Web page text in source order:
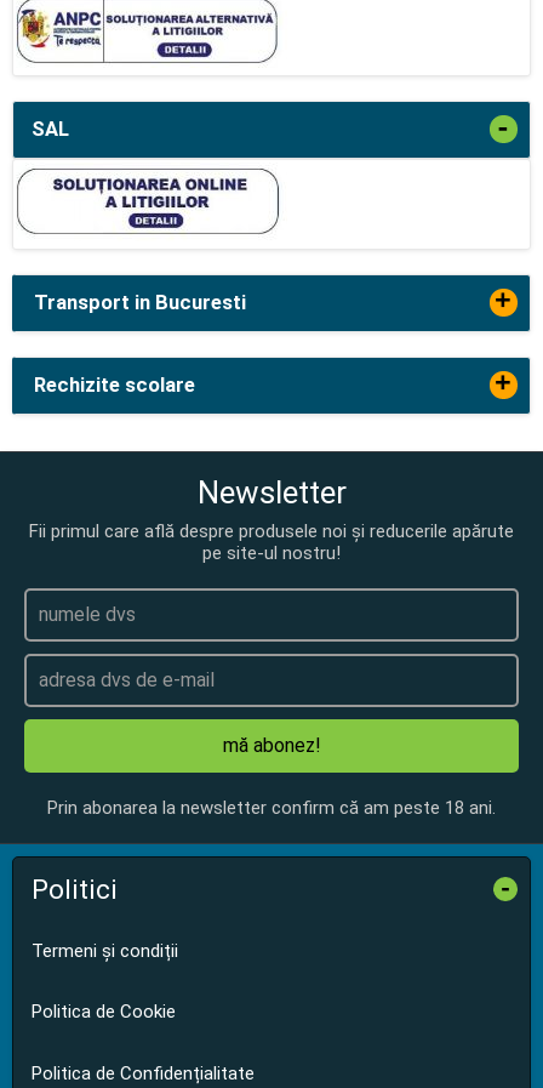
SAL -
Transport in Bucuresti +
Rechizite scolare +
Newsletter
Fii primul care află despre produsele noi și reducerile apărute
pe site-ul nostru!
mă abonez!
Prin abonarea la newsletter confirm că am peste 18 ani.
Politici -
Termeni și condiții
Politica de Cookie
Politica de Confidențialitate